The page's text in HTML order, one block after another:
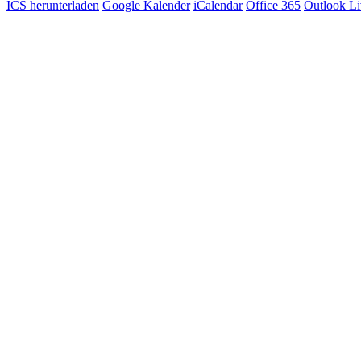
ICS herunterladen Google Kalender iCalendar Office 365 Outlook